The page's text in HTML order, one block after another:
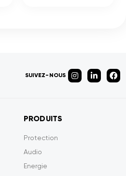
SUIVEZ-NOUS
PRODUITS
Protection
Audio
Energie